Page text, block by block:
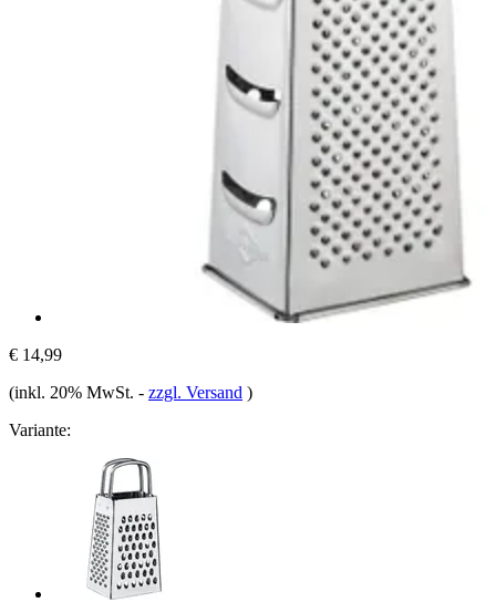
€ 14,99
(inkl. 20% MwSt. - zzgl. Versand )
Variante: